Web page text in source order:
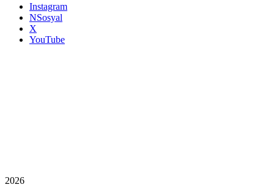
Instagram
NSosyal
X
YouTube
2026